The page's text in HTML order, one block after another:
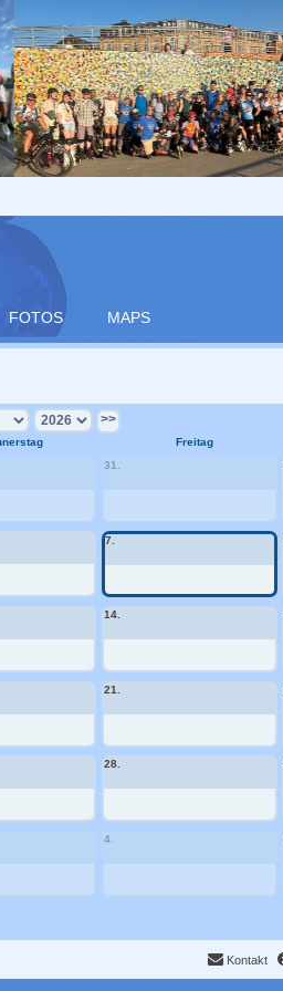
FOTOS MAPS
>>
Freitag
31.
7.
14.
21.
28.
4.
Kontakt